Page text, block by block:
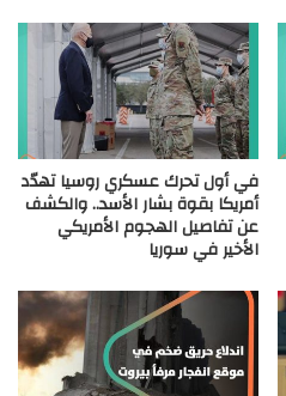
في أول تحرك عسكري روسيا تهدّد
أمريكا بقوة بشار الأسد.. والكشف
عن تفاصيل الهجوم الأمريكي
الأخير في سوريا